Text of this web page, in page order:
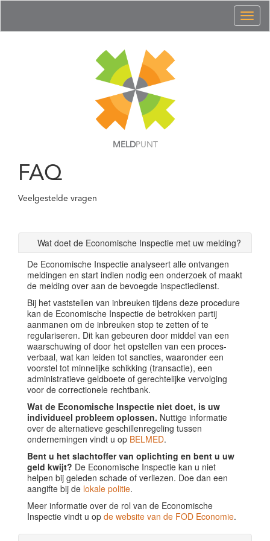
MELDPUNT
FAQ
Veelgestelde vragen
Wat doet de Economische Inspectie met uw melding?
De Economische Inspectie analyseert alle ontvangen
meldingen en start indien nodig een onderzoek of maakt
de melding over aan de bevoegde inspectiedienst.
Bij het vaststellen van inbreuken tijdens deze procedure
kan de Economische Inspectie de betrokken partij
aanmanen om de inbreuken stop te zetten of te
regulariseren. Dit kan gebeuren door middel van een
waarschuwing of door het opstellen van een proces-
verbaal, wat kan leiden tot sancties, waaronder een
voorstel tot minnelijke schikking (transactie), een
administratieve geldboete of gerechtelijke vervolging
voor de correctionele rechtbank.
Wat de Economische Inspectie niet doet, is uw
individueel probleem oplossen. Nuttige informatie
over de alternatieve geschillenregeling tussen
ondernemingen vindt u op BELMED.
Bent u het slachtoffer van oplichting en bent u uw
geld kwijt? De Economische Inspectie kan u niet
helpen bij geleden schade of verliezen. Doe dan een
aangifte bij de lokale politie.
Meer informatie over de rol van de Economische
Inspectie vindt u op de website van de FOD Economie.